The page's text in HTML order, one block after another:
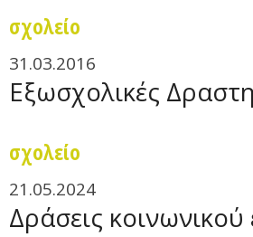
σχολείο
31.03.2016
Εξωσχολικές
σχολείο
21.05.2024
Δράσεις